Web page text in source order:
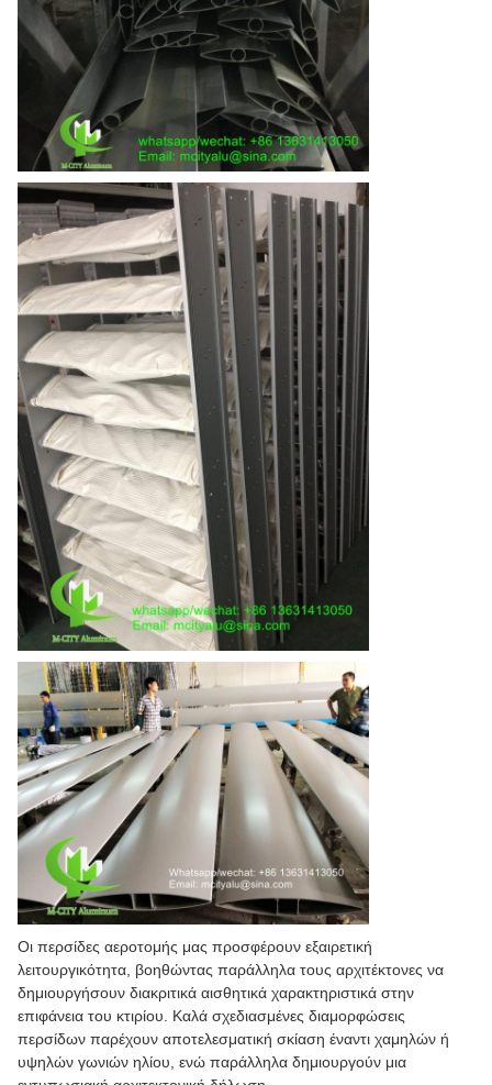
Οι περσίδες αεροτομής μας προσφέρουν εξαιρετική
λειτουργικότητα, βοηθώντας παράλληλα τους αρχιτέκτονες να
δημιουργήσουν διακριτικά αισθητικά χαρακτηριστικά στην
επιφάνεια του κτιρίου. Καλά σχεδιασμένες διαμορφώσεις
περσίδων παρέχουν αποτελεσματική σκίαση έναντι χαμηλών ή
υψηλών γωνιών ηλίου, ενώ παράλληλα δημιουργούν μια